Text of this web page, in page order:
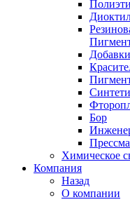
Бор
Химическое
Компания
Назад
О компании